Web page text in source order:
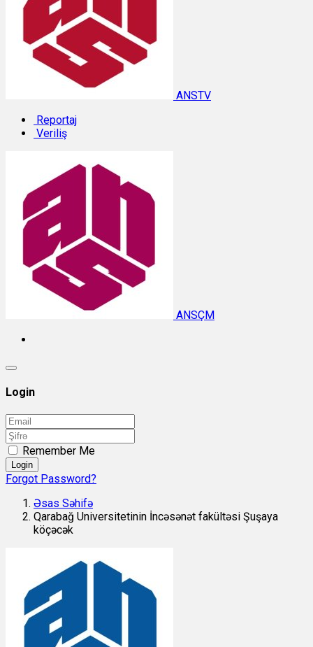
ANSTV
Reportaj
Veriliş
ANSÇM
Login
Remember Me
Login
Forgot Password?
Əsas Səhifə
Qarabağ Universitetinin İncəsənət fakültəsi Şuşaya
köçəcək